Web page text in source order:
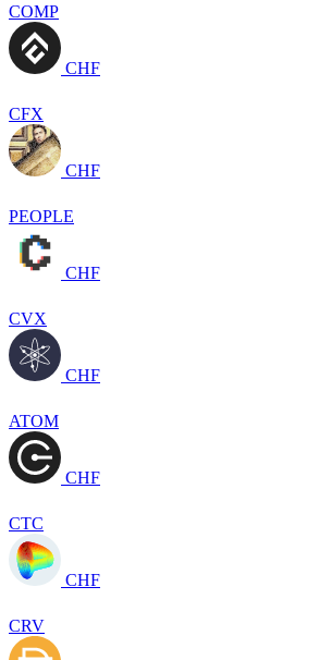
COMP
CHF
CFX
CHF
PEOPLE
CHF
CVX
CHF
ATOM
CHF
CTC
CHF
CRV